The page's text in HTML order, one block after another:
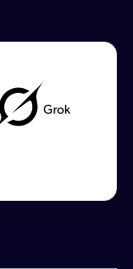
Grok